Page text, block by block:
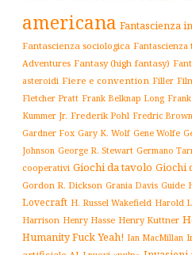
americana Fantascienza
Fantascienza sociologica Fantascienza
Adventures Fantasy (high fantasy)
asteroidi Fiere e convention Filler
Fletcher Pratt Frank Belknap Long
Kummer Jr. Frederik Pohl Fredric Brown
Gardner Fox Gary K. Wolf Gene Wolfe
Johnson George R. Stewart Germano
cooperativi Giochi da tavolo Giochi
Gordon R. Dickson Grania Davis Guide
Lovecraft H. Russel Wakefield Harold
Harrison Henry Hasse Henry Kuttner
Humanity Fuck Yeah! Ian MacMillan